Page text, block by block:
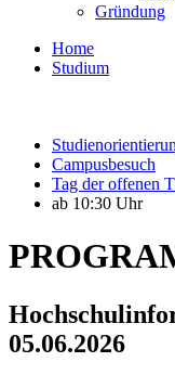
Gründung
Home
Studium
Campusbesuch
Tag der offenen
ab 10:30 Uhr
05.06.2026